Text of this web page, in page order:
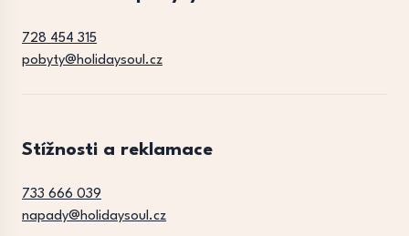
728 454 315
pobyty@holidaysoul.cz
Stížnosti a reklamace
733 666 039
napady@holidaysoul.cz